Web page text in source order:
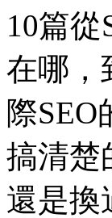
10篇
在哪，
際
搞清楚
還是換